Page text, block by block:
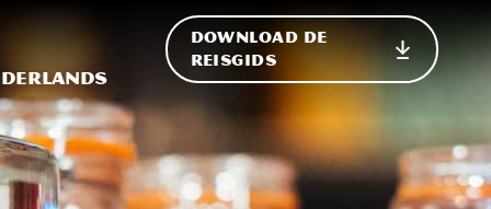
de site
weergave in-/uitschakelen
DOWNLOAD DE
REISGIDS